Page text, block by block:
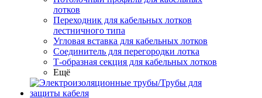
лотков
Переходник для кабельных лотков
лестничного типа
Угловая вставка для кабельных лотков
Соединитель для перегородки лотка
Т-образная секция для кабельных лотков
Ещё